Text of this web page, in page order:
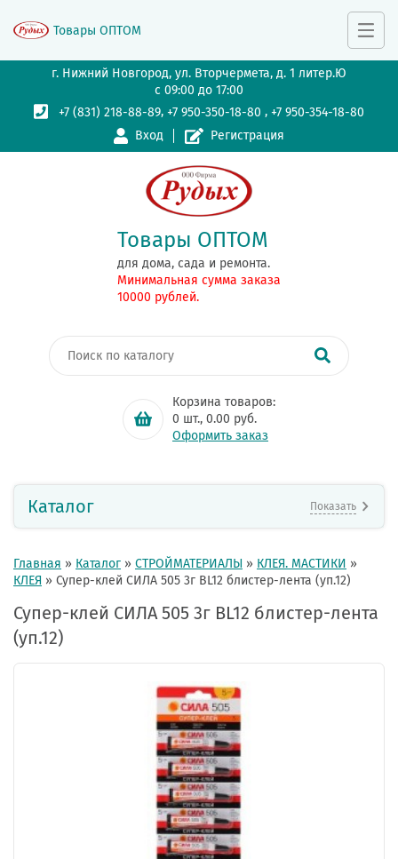
г. Нижний Новгород, ул. Вторчермета, д. 1 литер.Ю
с 09:00 до 17:00
+7 (831) 218-88-89,+7 950-350-18-80 ,+7 950-354-18-80
Вход
Регистрация
Товары ОПТОМ
для дома, сада и ремонта.
Минимальная сумма заказа
10000 рублей.
Корзина товаров:
0 шт., 0.00 руб.
Оформить заказ
Товары ОПТОМ
Каталог Показать
Главная » Каталог » СТРОЙМАТЕРИАЛЫ » КЛЕЯ. МАСТИКИ »
КЛЕЯ » Супер-клей СИЛА 505 3г BL12 блистер-лента (уп.12)
Супер-клей СИЛА 505 3г BL12 блистер-лента
(уп.12)